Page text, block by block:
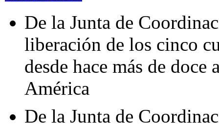
De la Junta de
liberación de los cinco
desde hace más de doce
América
De la Junta de